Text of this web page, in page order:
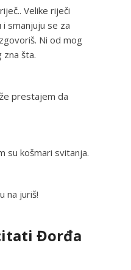
Velike riječi
i smanjuju se za
Ni od mog
zna šta.
prestajem da
su košmari svitanja.
na juriš!
Đorđa